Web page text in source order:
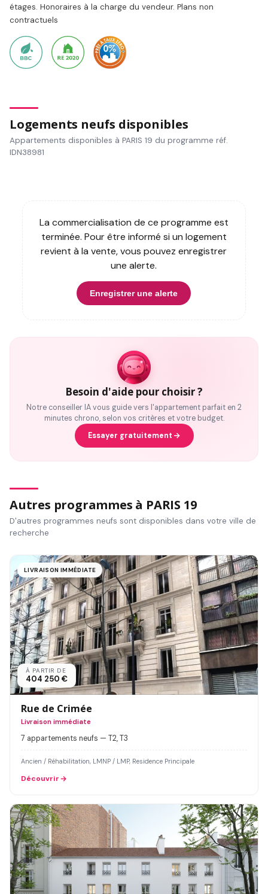
étages. Honoraires à la charge du vendeur. Plans non
contractuels
Logements neufs disponibles
Appartements disponibles à PARIS 19 du programme réf.
IDN38981
La commercialisation de ce programme est
terminée. Pour être informé si un logement
revient à la vente, vous pouvez enregistrer
une alerte.
Enregistrer une alerte
Besoin d'aide pour choisir ?
Notre conseiller IA vous guide vers l'appartement parfait en 2
minutes chrono, selon vos critères et votre budget.
Essayer gratuitement
Autres programmes à PARIS 19
D'autres programmes neufs sont disponibles dans votre ville de
recherche
LIVRAISON IMMÉDIATE
À PARTIR DE
404 250 €
Rue de Crimée
Livraison immédiate
7 appartements neufs — T2, T3
Ancien / Réhabilitation, LMNP / LMP, Residence Principale
Découvrir